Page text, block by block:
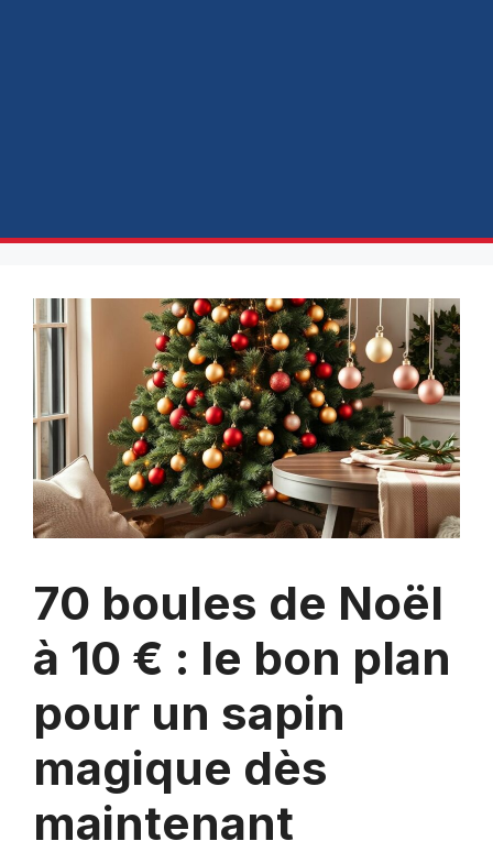
70 boules de Noël
à 10 € : le bon plan
pour un sapin
magique dès
maintenant